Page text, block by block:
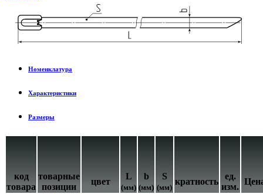
Номенклатура
Характеристики
Размеры
код
товара
товарные
позиции
цвет
L
(мм)
b
(мм)
S
(мм)
кратность
ед.
изм.